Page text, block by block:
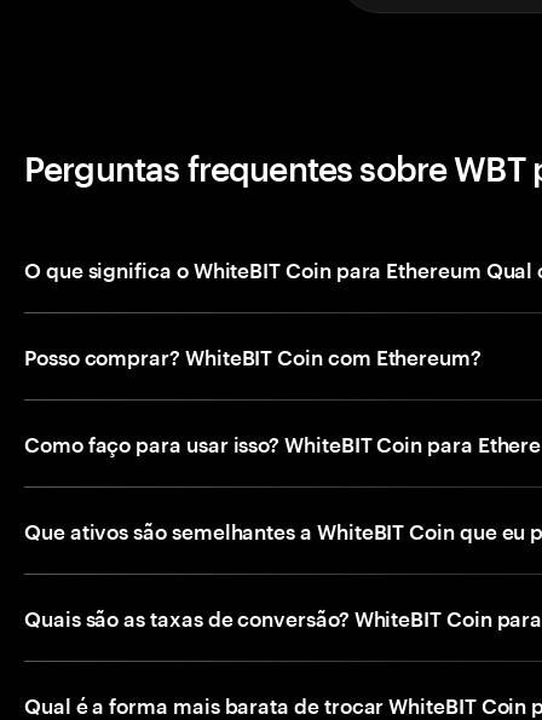
Perguntas frequentes sobre WBT
O que significa o WhiteBIT Coin para Ethereum
Posso comprar? WhiteBIT Coin com Ethereum?
Como faço para usar isso? WhiteBIT Coin para
Que ativos são semelhantes a WhiteBIT Coin que eu
Quais são as taxas de conversão? WhiteBIT Coin
Qual é a forma mais barata de trocar WhiteBIT Coin